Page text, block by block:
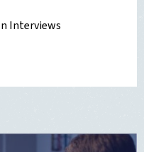
Interviews